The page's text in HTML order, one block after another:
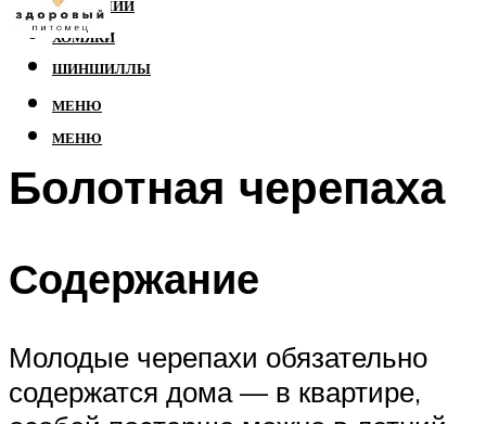
РЕПТИЛИИ
ХОМЯКИ
ШИНШИЛЛЫ
МЕНЮ
МЕНЮ
Болотная черепаха
Содержание
Молодые черепахи обязательно
содержатся дома — в квартире,